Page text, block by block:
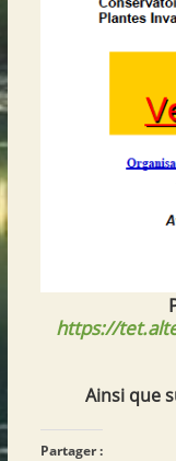
https://
Ainsi que
Partager :